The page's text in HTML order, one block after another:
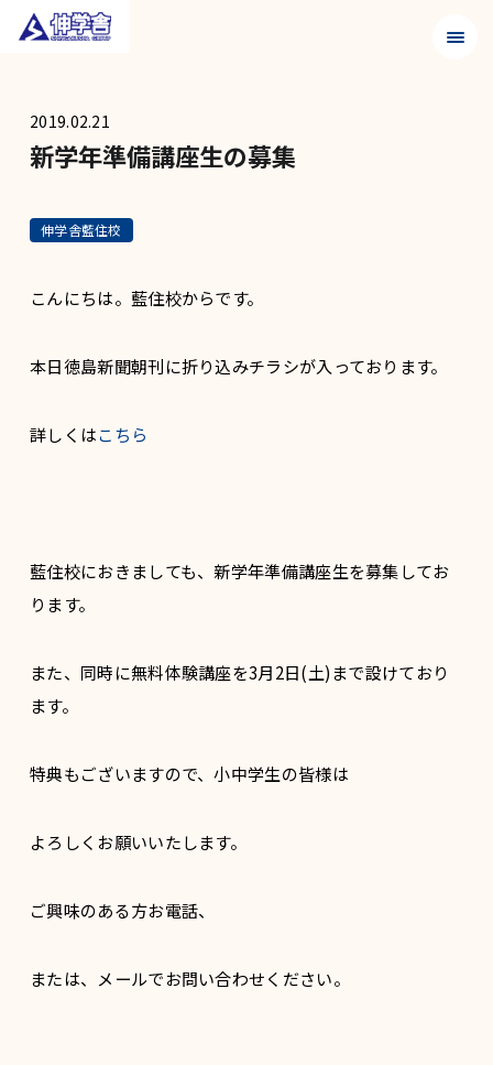
メニ
2019.02.21
新学年準備講座生の募集
伸学舎藍住校
こんにちは。藍住校からです。
本日徳島新聞朝刊に折り込みチラシが入っております。
詳しくはこちら
藍住校におきましても、新学年準備講座生を募集してお
ります。
また、同時に無料体験講座を3月2日(土)まで設けており
ます。
特典もございますので、小中学生の皆様は
よろしくお願いいたします。
ご興味のある方お電話、
または、メールでお問い合わせください。